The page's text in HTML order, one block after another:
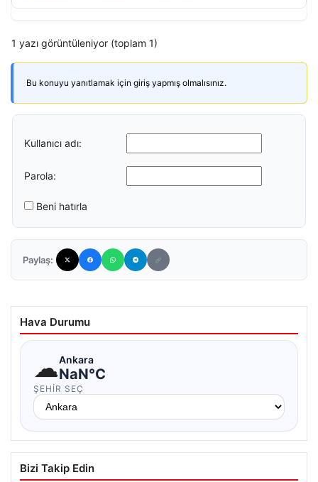
1 yazı görüntüleniyor (toplam 1)
Bu konuyu yanıtlamak için giriş yapmış olmalısınız.
Kullanıcı adı:
Parola:
Beni hatırla
Paylaş:
Hava Durumu
☁Ankara
NaN°C
ŞEHIR SEÇ
Bizi Takip Edin